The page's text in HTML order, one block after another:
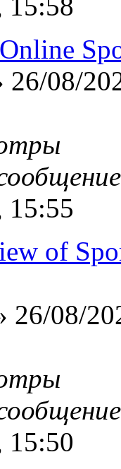
15:58
26/08/
15:55
of
26/08/
15:50